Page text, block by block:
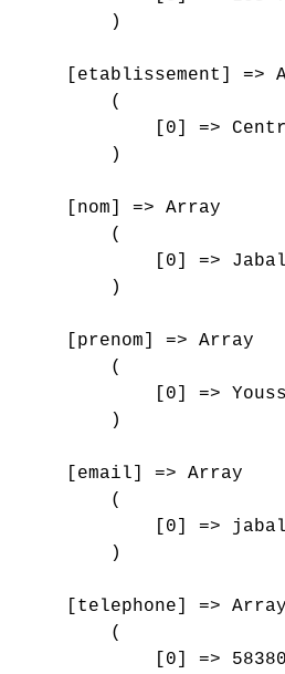
        )
[etablissement] =>
        (
[0] =>
        )
    [nom] => Array
        (
[0] =>
        )
    [prenom] => Array
        (
[0] =>
        )
    [email] => Array
        (
[0] =>
        )
    [telephone] => Array
        (
[0] =>